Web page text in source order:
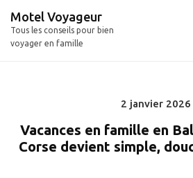
content
Motel Voyageur
Tous les conseils pour bien
voyager en famille
Posted
2 janvier 2026
Vacances en famille en
Corse devient simple,